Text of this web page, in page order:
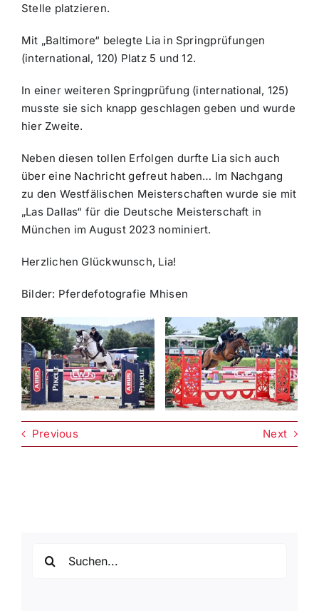
Stelle platzieren.
Mit „Baltimore“ belegte Lia in Springprüfungen
(international, 120) Platz 5 und 12.
In einer weiteren Springprüfung (international, 125)
musste sie sich knapp geschlagen geben und wurde
hier Zweite.
Neben diesen tollen Erfolgen durfte Lia sich auch
über eine Nachricht gefreut haben… Im Nachgang
zu den Westfälischen Meisterschaften wurde sie mit
„Las Dallas“ für die Deutsche Meisterschaft in
München im August 2023 nominiert.
Herzlichen Glückwunsch, Lia!
Bilder: Pferdefotografie Mhisen
Previous Next
nach: